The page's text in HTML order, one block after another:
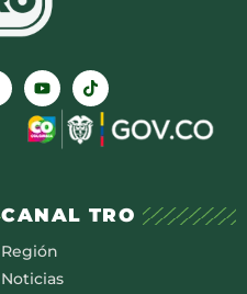
CANAL TRO
Región
Noticias